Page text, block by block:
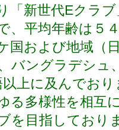
「新世代Eクラ
、平均年齢は５
国および地域（
バングラデシュ
上に及んでおり
る多様性を相互
を目指しており